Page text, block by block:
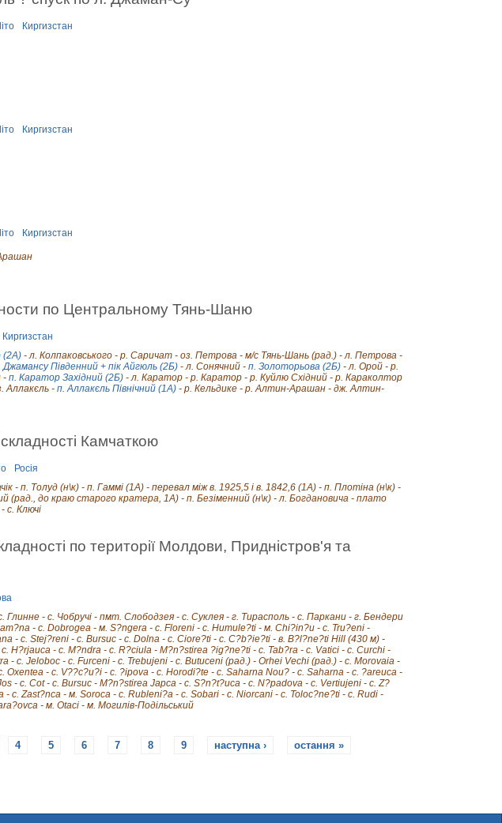
Киргизстан
Киргизстан
Киргизстан
по Центральному Тянь-Шаню
Киргизстан
(2А)- л. Колпаковського - р. Саричат - оз. Петрова - м/с Тянь-Шань (рад.) - л. Петрова -
Джамансу Південний + пік Айгюль (2Б)- л. Сонячний - п. Золоторьова (2Б)- л. Орой - р.
- п. Каратор Західний (2Б)- л. Каратор - р. Каратор - р. Куйлю Східний - р. Караколтор
Аллакєль - п. Аллакєль Північний (1А)- р. Кельдике - р. Алтин-Арашан - дж. Алтин-
складності Камчаткою
Росія
- п. Толуд (н\к) - п. Гаммі (1А) - перевал між в. 1925,5 і в. 1842,6 (1А) - п. Плотіна (н\к) -
(рад., до краю старого кратера, 1А) - п. Безіменний (н\к) - л. Богдановича - плато
с. Ключі
по території Молдови, Придністров'я та
- с. Чобручі - пмт. Слободзея - с. Суклея - г. Тирасполь - с. Паркани - г. Бендери
- c. Dobrogea - м. S?ngera - c. Floreni - с. Humule?ti - м. Chi?in?u - с. Tru?eni -
- с. Stej?reni - с. Bursuc - с. Dolna - с. Ciore?ti - с. C?b?ie?ti - в. B?l?ne?ti Hill (430 м) -
H?rjauca - с. M?ndra - c. R?ciula - M?n?stirea ?ig?ne?ti - c. Tab?ra - c. Vatici - c. Curchi -
- c. Jeloboc - c. Furceni - c. Trebujeni - c. Butuceni (рад.) - Orhei Vechi (рад.) - c. Morovaia -
- c. V??c?u?i - c. ?ipova - c. Horodi?te - c. Saharna Nou? - c. Saharna - c. ?areuca -
- c. Cot - c. Bursuc - M?n?stirea Japca - c. S?n?t?uca - c. N?padova - c. Vertiujeni - c. Z?
c. Zast?nca - м. Soroca - c. Rubleni?a - c. Sobari - c. Niorcani - c. Toloc?ne?ti - c. Rudi -
- м. Otaci - м. Могилів-Подільський
4 5 6 7 8 9 наступна › остання »